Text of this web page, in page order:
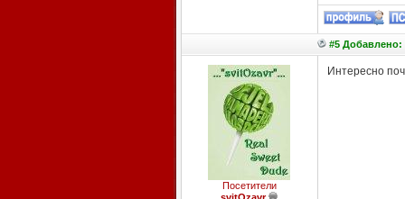
#5 Добавлено:
Посетители
Интересно